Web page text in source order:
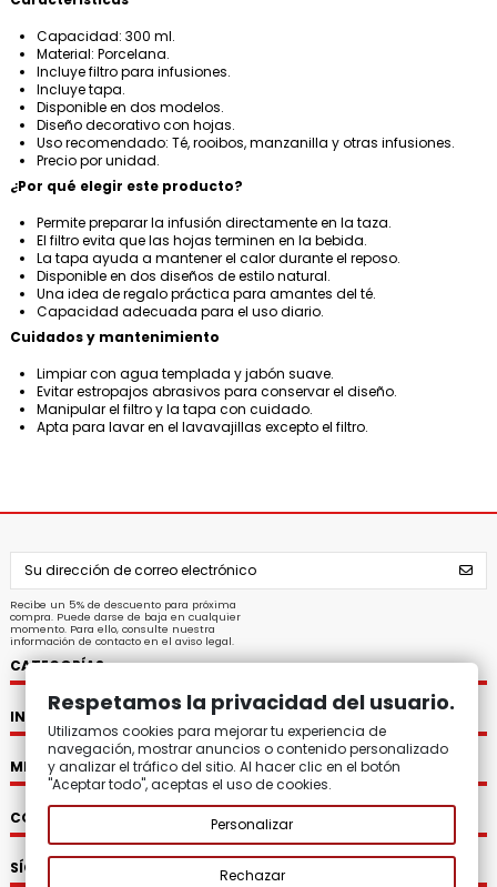
Capacidad: 300 ml.
Material: Porcelana.
Incluye filtro para infusiones.
Incluye tapa.
Disponible en dos modelos.
Diseño decorativo con hojas.
Uso recomendado: Té, rooibos, manzanilla y otras infusiones.
Precio por unidad.
¿Por qué elegir este producto?
Permite preparar la infusión directamente en la taza.
El filtro evita que las hojas terminen en la bebida.
La tapa ayuda a mantener el calor durante el reposo.
Disponible en dos diseños de estilo natural.
Una idea de regalo práctica para amantes del té.
Capacidad adecuada para el uso diario.
Cuidados y mantenimiento
Limpiar con agua templada y jabón suave.
Evitar estropajos abrasivos para conservar el diseño.
Manipular el filtro y la tapa con cuidado.
Apta para lavar en el lavavajillas excepto el filtro.
Recibe un 5% de descuento para próxima
compra. Puede darse de baja en cualquier
momento. Para ello, consulte nuestra
información de contacto en el aviso legal.
CATEGORÍAS
INFORMACIÓN
MI CUENTA
CONTACTO
SÍGUENOS
Respetamos la privacidad del usuario.
Utilizamos cookies para mejorar tu experiencia de
navegación, mostrar anuncios o contenido personalizado
y analizar el tráfico del sitio. Al hacer clic en el botón
"Aceptar todo", aceptas el uso de cookies.
Personalizar
Rechazar